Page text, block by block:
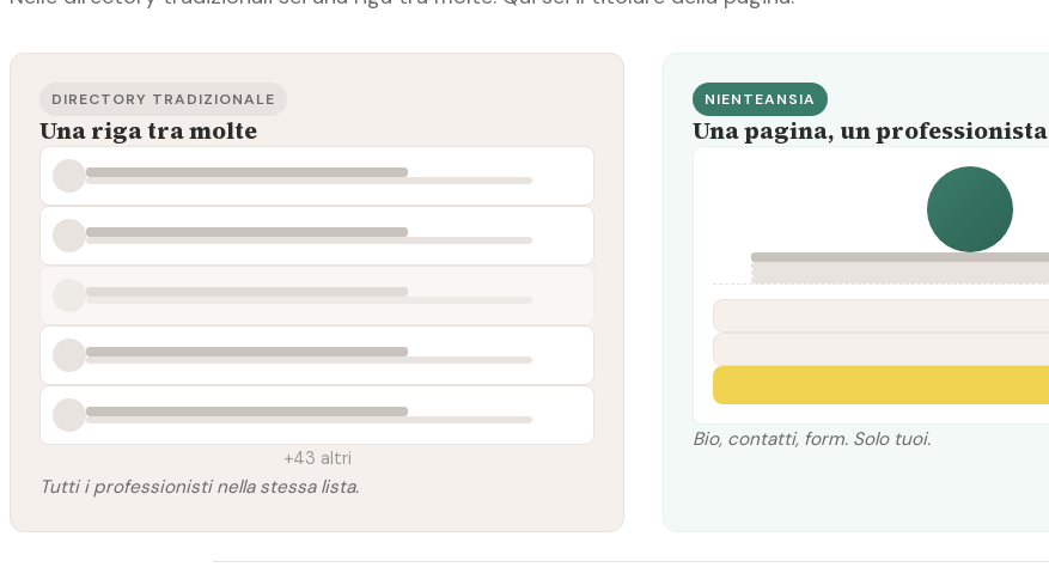
DIRECTORY TRADIZIONALE
Una riga tra molte
+43 altri
Tutti i professionisti nella stessa lista.
NIENTEANSIA
Una pagina, un professionista
Bio, contatti, form. Solo tuoi.